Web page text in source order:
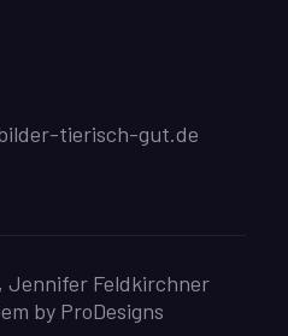
tierisch-gut.de
Feldkirchner
by ProDesigns